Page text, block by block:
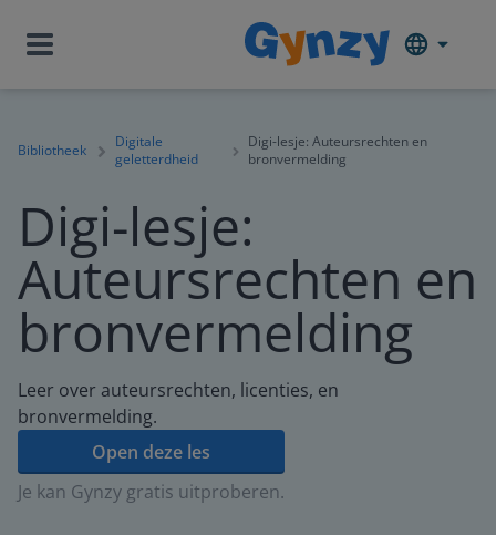
Bibliotheek
Digitale
geletterdheid
Digi-lesje: Auteursrechten en
bronvermelding
Digi-lesje:
Auteursrechten en
bronvermelding
Leer over auteursrechten, licenties, en
bronvermelding.
Open deze les
Je kan Gynzy gratis uitproberen.